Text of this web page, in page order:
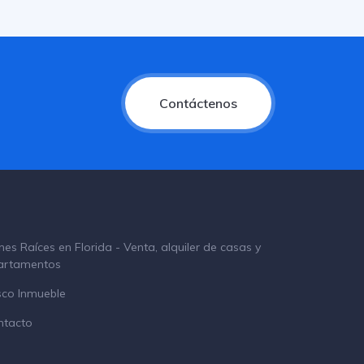
Contáctenos
Raíces en Florida - Venta, alquiler de casas y
Inmueble